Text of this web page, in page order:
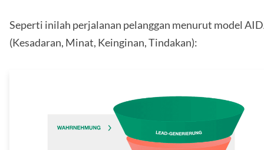
Seperti inilah perjalanan pelanggan menurut model
(Kesadaran, Minat, Keinginan, Tindakan):